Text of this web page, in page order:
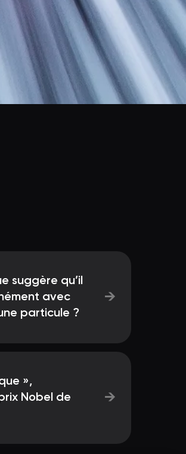
suggère qu’il
avec
particule ?
→
»,
Nobel de
→